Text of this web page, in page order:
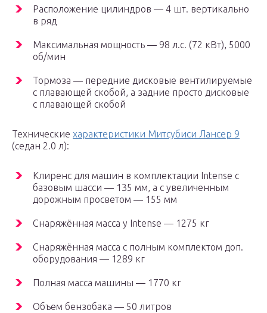
Расположение цилиндров — 4 шт. вертикально
в ряд
Максимальная мощность — 98 л.с. (72 кВт), 5000
об/мин
Тормоза — передние дисковые вентилируемые
с плавающей скобой, а задние просто дисковые
с плавающей скобой
Технические характеристики Митсубиси Лансер 9
(седан 2.0 л):
Клиренс для машин в комплектации Intense с
базовым шасси — 135 мм, а с увеличенным
дорожным просветом — 155 мм
Снаряжённая масса у Intense — 1275 кг
Снаряжённая масса с полным комплектом доп.
оборудования — 1289 кг
Полная масса машины — 1770 кг
Объем бензобака — 50 литров